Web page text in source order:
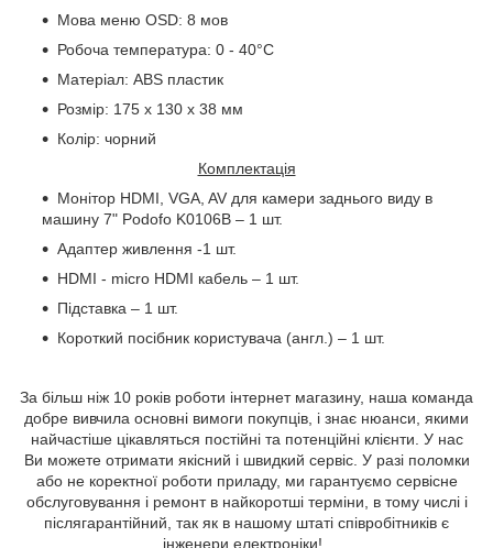
Мова меню OSD: 8 мов
Робоча температура: 0 - 40°C
Матеріал: ABS пластик
Розмір: 175 х 130 х 38 мм
Колір: чорний
Комплектація
Монітор HDMI, VGA, AV для камери заднього виду в
машину 7" Podofo K0106B – 1 шт.
Адаптер живлення -1 шт.
HDMI - micro HDMI кабель – 1 шт.
Підставка – 1 шт.
Короткий посібник користувача (англ.) – 1 шт.
За більш ніж 10 років роботи інтернет магазину, наша команда
добре вивчила основні вимоги покупців, і знає нюанси, якими
найчастіше цікавляться постійні та потенційні клієнти. У нас
Ви можете отримати якісний і швидкий сервіс. У разі поломки
або не коректної роботи приладу, ми гарантуємо сервісне
обслуговування і ремонт в найкоротші терміни, в тому числі і
післягарантійний, так як в нашому штаті співробітників є
інженери електроніки!